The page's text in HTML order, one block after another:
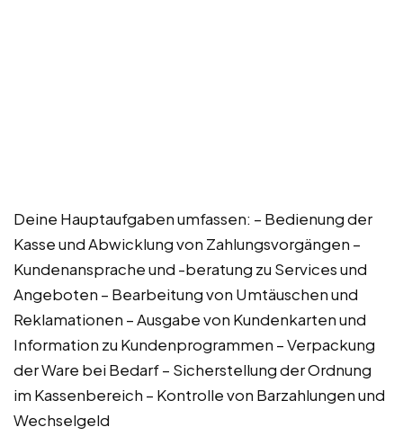
Deine Hauptaufgaben umfassen: – Bedienung der
Kasse und Abwicklung von Zahlungsvorgängen –
Kundenansprache und -beratung zu Services und
Angeboten – Bearbeitung von Umtäuschen und
Reklamationen – Ausgabe von Kundenkarten und
Information zu Kundenprogrammen – Verpackung
der Ware bei Bedarf – Sicherstellung der Ordnung
im Kassenbereich – Kontrolle von Barzahlungen und
Wechselgeld